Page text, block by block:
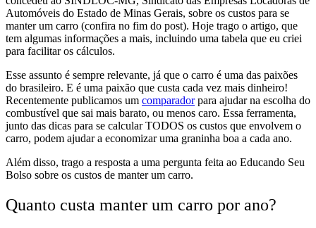
Automóveis do Estado de Minas Gerais, sobre os custos para se
manter um carro (confira no fim do post). Hoje trago o artigo, que
tem algumas informações a mais, incluindo uma tabela que eu criei
para facilitar os cálculos.
Esse assunto é sempre relevante, já que o carro é uma das paixões
do brasileiro. E é uma paixão que custa cada vez mais dinheiro!
Recentemente publicamos um comparadorpara ajudar na escolha do
combustível que sai mais barato, ou menos caro. Essa ferramenta,
junto das dicas para se calcular TODOS os custos que envolvem o
carro, podem ajudar a economizar uma graninha boa a cada ano.
Além disso, trago a resposta a uma pergunta feita ao Educando Seu
Bolso sobre os custos de manter um carro.
Quanto custa manter um carro por ano?